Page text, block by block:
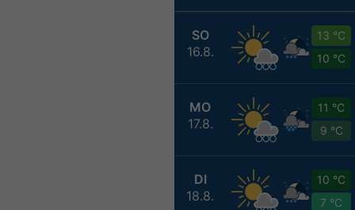
SO
16.8.
13 °C
10 °C
MO
17.8.
11 °C
9 °C
DI
18.8.
10 °C
7 °C